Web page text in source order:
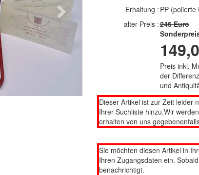
Next
Erhaltung : PP (polierte
alter Preis :245 Euro
Preis inkl.
der
und
Dieser Artikel ist zur Zeit leider
Ihrer Suchliste hinzu.Wir
erhalten von uns
Sie möchten diesen Artikel in
Ihren Zugangsdaten ein.
benachrichtigt.